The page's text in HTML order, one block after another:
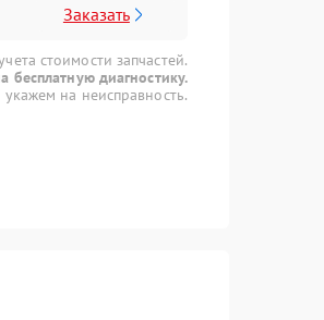
Заказать
стоимости запчастей.
бесплатную диагностику.
на неисправность.